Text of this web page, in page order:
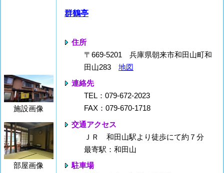
施設画像
部屋画像
群鶴亭
住所
〒669-5201 兵庫県朝来市和田山町和
田山283 地図
連絡先
TEL：079-672-2023
FAX：079-670-1718
交通アクセス
ＪＲ 和田山駅より徒歩にて約７分
最寄駅：和田山
駐車場